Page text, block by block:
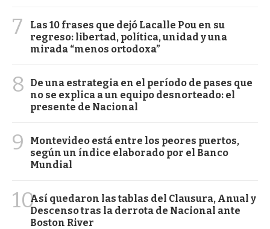
7
Las 10 frases que dejó Lacalle Pou en su
regreso: libertad, política, unidad y una
mirada “menos ortodoxa”
8
De una estrategia en el período de pases que
no se explica a un equipo desnorteado: el
presente de Nacional
9
Montevideo está entre los peores puertos,
según un índice elaborado por el Banco
Mundial
10Así quedaron las tablas del Clausura, Anual y
Descenso tras la derrota de Nacional ante
Boston River